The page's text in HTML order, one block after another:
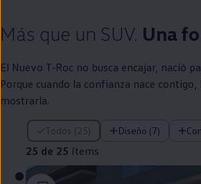
Más que un SUV. Una
El Nuevo T‑Roc no busca encajar, nació
Porque cuando la confianza nace contigo,
mostrarla.
Todos (25) Diseño (7)
25 de 25 ítems
25 de 25 ítems